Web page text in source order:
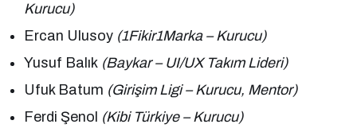
Kurucu)
Ercan Ulusoy (1Fikir1Marka – Kurucu)
Yusuf Balık (Baykar – UI/UX Takım Lideri)
Ufuk Batum (Girişim Ligi – Kurucu, Mentor)
Ferdi Şenol (Kibi Türkiye – Kurucu)